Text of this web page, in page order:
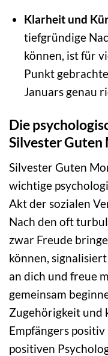
Klarheit und
tiefgründige
können, ist für
Punkt
Januars genau
Die
Silvester Guten
Silvester Guten
wichtige
Akt der sozialen
Nach den oft
zwar Freude
können,
an dich und freue
gemeinsam
Zugehörigkeit und
Empfängers
positiven